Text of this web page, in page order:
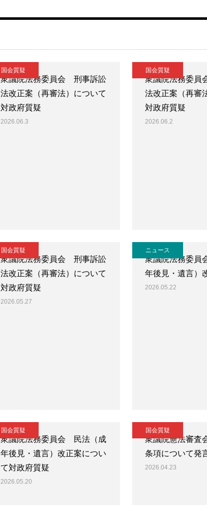
国会質疑
衆議院法務委員会 刑事訴訟
法改正案（再審法）について
対政府質疑
2026.06.3
国会質疑
衆議院法務委
法改正案（再審
対政府質疑
2026.06.2
国会質疑
衆議院法務委員会 刑事訴訟
法改正案（再審法）について
対政府質疑
2026.05.27
ニュース
衆議院法務委
年後見・遺言）
2026.05.22
国会質疑
衆議院法務委員会 民法（成
年後見・遺言）改正案につい
て対政府質疑
2026.05.20
国会質疑
衆議院憲法審
条項について発
2026.04.23